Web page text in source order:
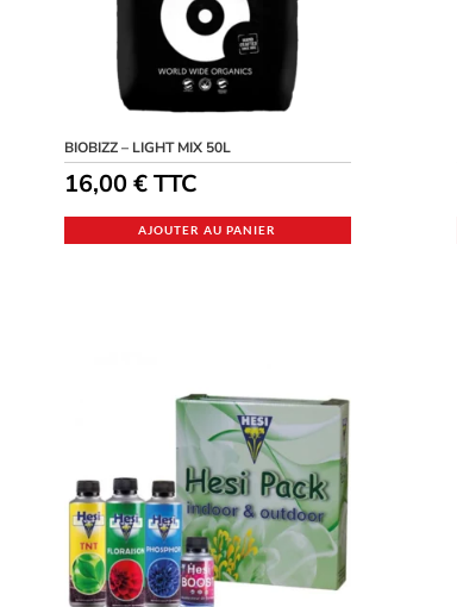
BIOBIZZ – LIGHT MIX 50L
16,00€ TTC
AJOUTER AU PANIER